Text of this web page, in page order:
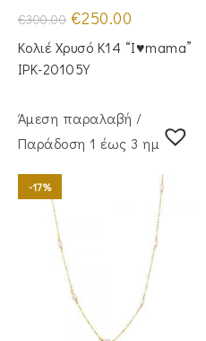
€300.00 Original
price
was:
€300.00.
€250.00
τιμή
είναι:
Κολιέ Χρυσό Κ14 “I♥️mama”
IPK-20105Y
Άμεση παραλαβή /
Παράδoση 1 έως 3 ημέρες
-17%